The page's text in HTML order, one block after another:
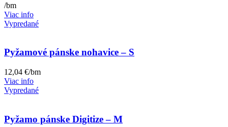
/bm
Viac info
Vypredané
Pyžamové pánske nohavice – S
12,04 €/bm
Viac info
Vypredané
Pyžamo pánske Digitize – M